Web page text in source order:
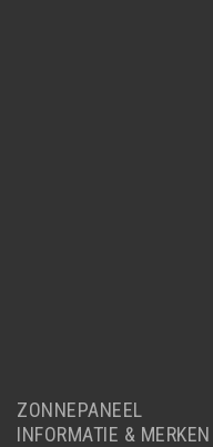
ZONNEPANEEL
INFORMATIE & MERKEN